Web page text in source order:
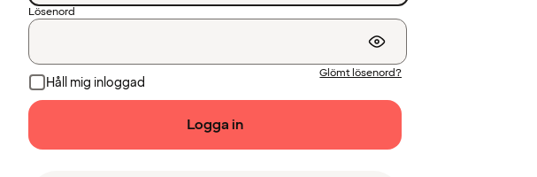
Lösenord
Håll mig inloggad
Glömt lösenord?
Logga in